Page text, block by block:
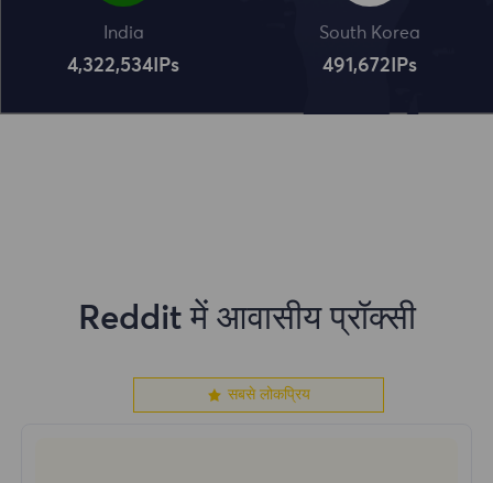
India
4,322,534 IPs
South Korea
491,672 IPs
Reddit में आवासीय प्रॉक्सी
सबसे लोकप्रिय